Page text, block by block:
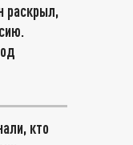
раскрыл,
кто